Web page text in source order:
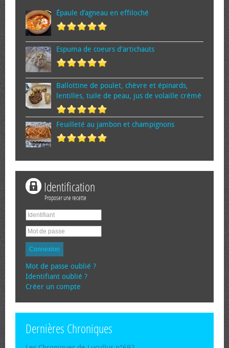
Épaule d’agneau en effiloché
Espuma de cœurs d'artichauts
Ballottine de poulet, chèvre et épinards,
lentilles, tuile de peau, jus de volaille crémé
Feuilleté au jambon et champignons
Identification
Proposer une recette
Connexion
Mot de passe oublié ?
Identifiant oublié ?
Créer un compte
Dernières Chroniques